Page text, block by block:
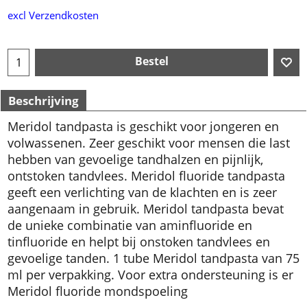
excl Verzendkosten
Bestel
Beschrijving
Meridol tandpasta is geschikt voor jongeren en
volwassenen. Zeer geschikt voor mensen die last
hebben van gevoelige tandhalzen en pijnlijk,
ontstoken tandvlees. Meridol fluoride tandpasta
geeft een verlichting van de klachten en is zeer
aangenaam in gebruik. Meridol tandpasta bevat
de unieke combinatie van aminfluoride en
tinfluoride en helpt bij onstoken tandvlees en
gevoelige tanden. 1 tube Meridol tandpasta van 75
ml per verpakking. Voor extra ondersteuning is er
Meridol fluoride mondspoeling